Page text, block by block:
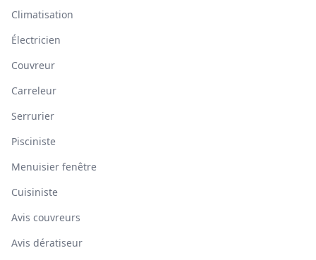
Climatisation
Électricien
Couvreur
Carreleur
Serrurier
Pisciniste
Menuisier fenêtre
Cuisiniste
Avis couvreurs
Avis dératiseur